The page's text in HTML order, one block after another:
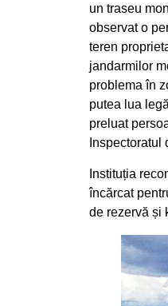
un traseu
observat o
teren
jandarmilor
problema în
putea lua
preluat
Inspectoratul
Instituția
încărcat
de rezervă și